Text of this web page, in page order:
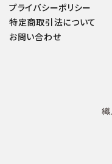
プライバシーポリシー
特定商取引法について
お問い合わせ